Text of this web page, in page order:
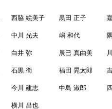
西脇 絵美子 黒田 正子
中川 光夫 嶋 和代
白井 弥 辰巳 真由美
石黒 衛 福田 晃太郎
今川 建志 中島 淑郎
横川 昌也